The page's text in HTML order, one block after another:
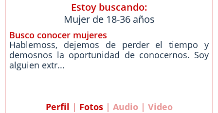
Estoy buscando:
Mujer de 18-36 años
Busco conocer mujeres
Hablemoss, dejemos de perder el tiempo y
demosnos la oportunidad de conocernos. Soy
alguien extr...
Perfil | Fotos| Audio | Video